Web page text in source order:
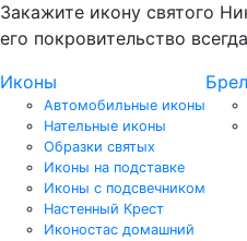
Закажите икону святого
его покровительство
Иконы
Автомобильные иконы
Нательные иконы
Образки святых
Иконы на подставке
Иконы с подсвечником
Настенный Крест
Иконостас домашний